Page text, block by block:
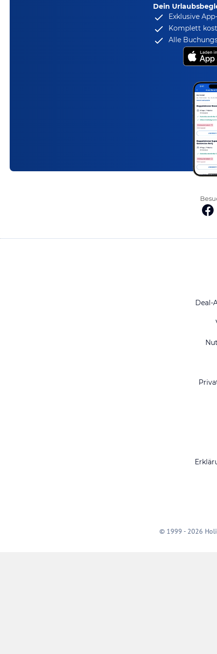
Dein
Exklusive
Komplett
Alle
Deal-
© 1999 - 2026